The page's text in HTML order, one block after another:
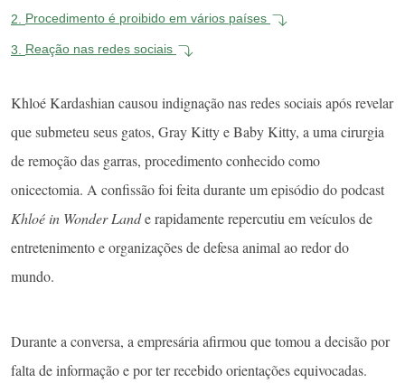
2. Procedimento é proibido em vários países
3. Reação nas redes sociais
Khloé Kardashian causou indignação nas redes sociais após revelar
que submeteu seus gatos, Gray Kitty e Baby Kitty, a uma cirurgia
de remoção das garras, procedimento conhecido como
onicectomia. A confissão foi feita durante um episódio do podcast
Khloé in Wonder Lande rapidamente repercutiu em veículos de
entretenimento e organizações de defesa animal ao redor do
mundo.
Durante a conversa, a empresária afirmou que tomou a decisão por
falta de informação e por ter recebido orientações equivocadas.